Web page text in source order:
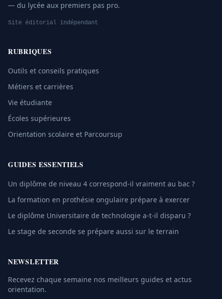
— du lycée aux premiers pas pro.
Site éditorial indépendant
RUBRIQUES
Outils et conseils pratiques
Métiers et carrières
Vie étudiante
Écoles supérieures
Orientation scolaire et Parcoursup
GUIDES ESSENTIELS
Un diplôme de niveau 4 correspond-il vraiment au bac ?
La formation en prothésie ongulaire prépare à exercer
Le diplôme Universitaire de technologie a-t-il disparu ?
Le stage de seconde se prépare aussi sur le terrain
NEWSLETTER
Recevez chaque semaine nos meilleurs guides et actus
orientation.